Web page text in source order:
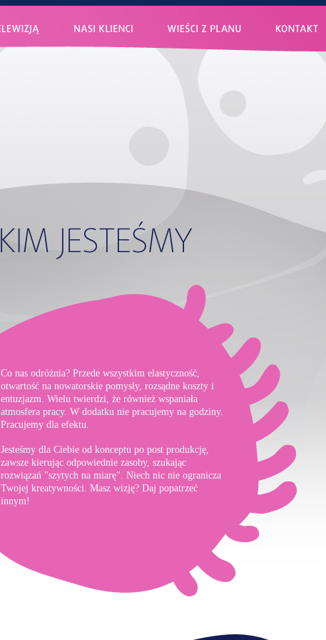
Co nas odróżnia? Przede wszystkim elastyczność,
otwartość na nowatorskie pomysły, rozsądne koszty i
entuzjazm. Wielu twierdzi, że również wspaniała
atmosfera pracy. W dodatku nie pracujemy na godziny.
Pracujemy dla efektu.
Jesteśmy dla Ciebie od konceptu po post produkcję,
zawsze kierując odpowiednie zasoby, szukając
rozwiązań "szytych na miarę". Niech nic nie ogranicza
Twojej kreatywności. Masz wizję? Daj popatrzeć
innym!